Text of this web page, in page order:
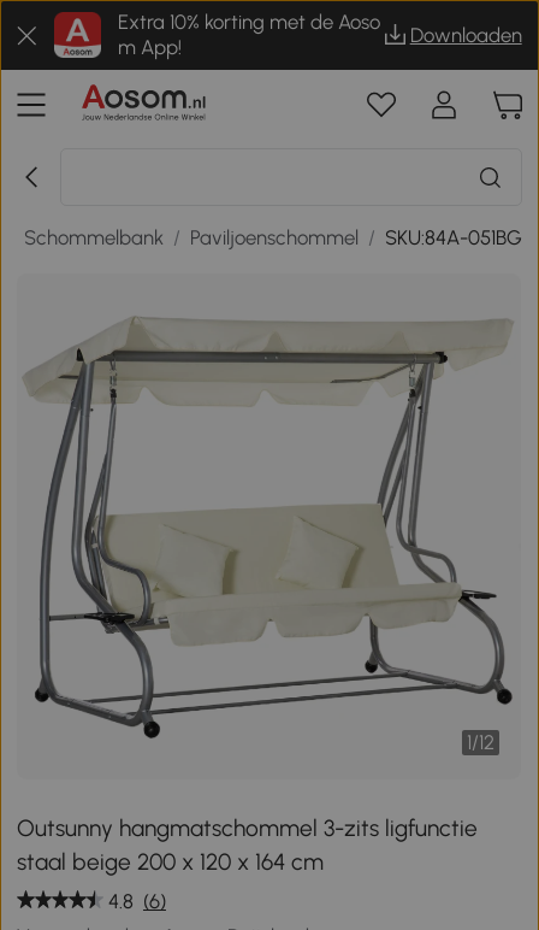
Extra 10% korting met de Aoso
m App!
Downloaden
Schommelbank / Paviljoenschommel / SKU:84A-051BG
1/12
Outsunny hangmatschommel 3-zits ligfunctie
staal beige 200 x 120 x 164 cm
4.8 (6)